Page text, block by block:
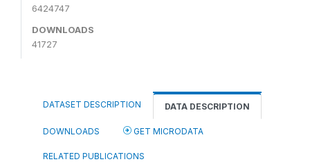
6424747
DOWNLOADS
41727
DATASET DESCRIPTION DATA DESCRIPTION
DOWNLOADS GET MICRODATA
RELATED PUBLICATIONS